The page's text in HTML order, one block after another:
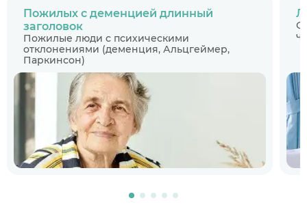
Пожилых с деменцией длинный
заголовок
Пожилые люди с психическими
отклонениями (деменция, Альцгеймер,
Паркинсон)